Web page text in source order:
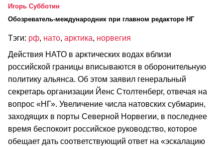
Игорь Субботин
Обозреватель-международник при главном редакторе НГ
Тэги: рф, нато, арктика, норвегия
Действия НАТО в арктических водах вблизи
российской границы вписываются в оборонительную
политику альянса. Об этом заявил генеральный
секретарь организации Йенс Столтенберг, отвечая на
вопрос «НГ». Увеличение числа натовских субмарин,
заходящих в порты Северной Норвегии, в последнее
время беспокоит российское руководство, которое
обещает дать соответствующий ответ на «эскалацию